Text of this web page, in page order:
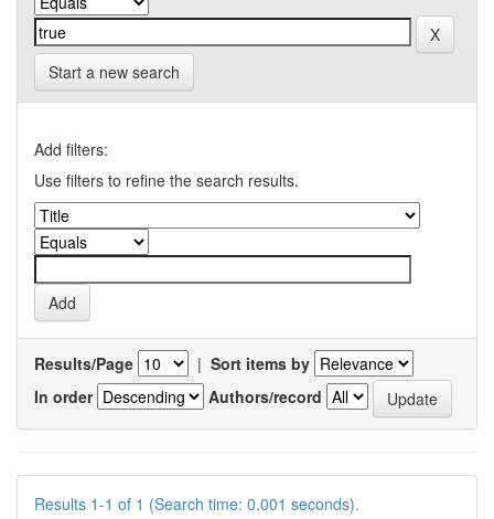
Start a new search
Add filters:
Use filters to refine the search results.
Results/Page | Sort items by
In order
Authors/record
Results 1-1 of 1 (Search time: 0.001 seconds).